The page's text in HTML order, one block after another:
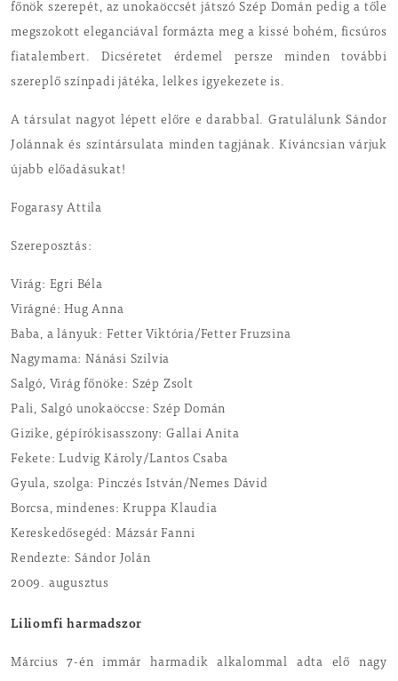
főnök szerepét, az unokaöccsét játszó Szép Domán pedig a tőle
megszokott eleganciával formázta meg a kissé bohém, ficsúros
fiatalembert. Dicséretet érdemel persze minden további
szereplő színpadi játéka, lelkes igyekezete is.
A társulat nagyot lépett előre e darabbal. Gratulálunk Sándor
Jolánnak és színtársulata minden tagjának. Kíváncsian várjuk
újabb előadásukat!
Fogarasy Attila
Szereposztás:
Virág: Egri Béla
Virágné: Hug Anna
Baba, a lányuk: Fetter Viktória/Fetter Fruzsina
Nagymama: Nánási Szilvia
Salgó, Virág főnöke: Szép Zsolt
Pali, Salgó unokaöccse: Szép Domán
Gizike, gépírókisasszony: Gallai Anita
Fekete: Ludvig Károly/Lantos Csaba
Gyula, szolga: Pinczés István/Nemes Dávid
Borcsa, mindenes: Kruppa Klaudia
Kereskedősegéd: Mázsár Fanni
Rendezte: Sándor Jolán
2009. augusztus
Liliomfi harmadszor
Március 7-én immár harmadik alkalommal adta elő nagy